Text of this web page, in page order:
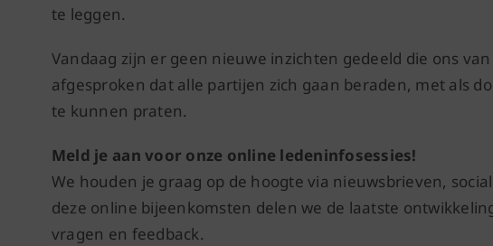
te leggen.
Vandaag zijn er geen nieuwe inzichten gedeeld die ons
afgesproken dat alle partijen zich gaan beraden, met als
te kunnen praten.
Meld je aan voor onze online ledeninfosessies!
We houden je graag op de hoogte via nieuwsbrieven,
deze online bijeenkomsten delen we de laatste
vragen en feedback.